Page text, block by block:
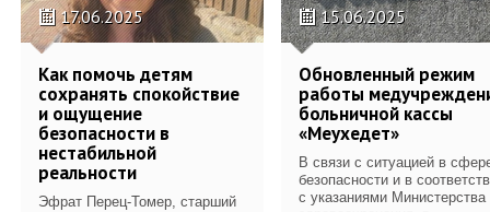
17.06.2025
Как помочь детям
сохранять спокойствие
и ощущение
безопасности в
нестабильной
реальности
Эфрат Перец-Томер, старший
15.06.2025
Обновленный режим
работы
больничной кассы
«Меухедет»
В связи с ситуацией в
безопасности и в
с указаниями Министерства